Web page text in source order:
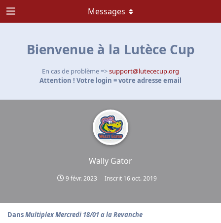
Bienvenue à la Lutèce Cup
En cas de problème =>support@lutececup.org
Attention ! Votre login = votre adresse email
Wally Gator
9 févr. 2023 Inscrit 16 oct. 2019
Messages
DansMultiplex Mercredi 18/01 a la Revanche